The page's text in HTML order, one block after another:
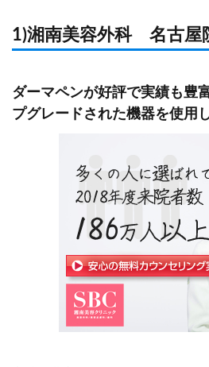
愛知県名古
錦3丁目
階
JR・名鉄・
下鉄「名古
り徒歩3分
【名古屋栄
名古屋市営
山線「栄駅
【名古屋院
1)湘南美容外科 名古屋
ダーマペンが好評で実績も豊
プグレードされた機器を使用